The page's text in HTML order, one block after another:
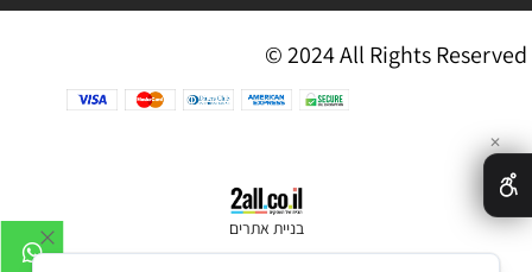
© 2024 All Rights Reserved
בניית אתרים
✕